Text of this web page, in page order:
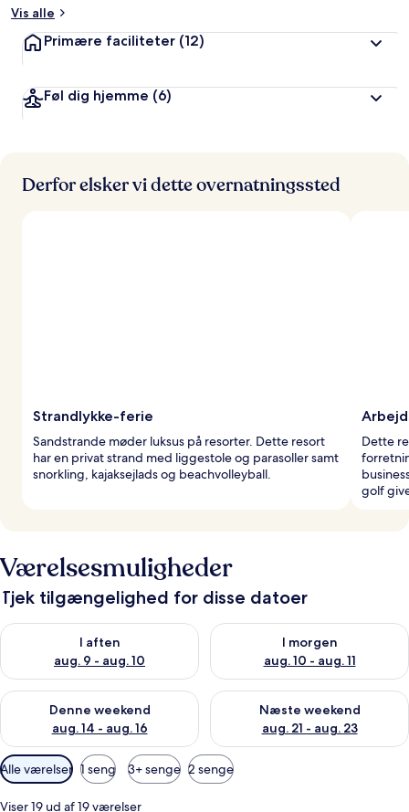
Vis alle
Primære faciliteter (12)
Føl dig hjemme (6)
Derfor elsker vi dette overnatningssted
Strandlykke-ferie
Sandstrande møder luksus på resorter. Dette resort
har en privat strand med liggestole og parasoller samt
snorkling, kajaksejlads og beachvolleyball.
Dette
golf
Værelsesmuligheder
Tjek tilgængelighed for disse datoer
I aften
aug. 9 - aug. 10
Tjek tilgængelighed for i aften aug. 9 - aug. 10
I morgen
aug. 10 - aug. 11
Tjek tilgængelighed for i
Denne weekend
aug. 14 - aug. 16
Tjek tilgængelighed for denne weekend aug. 14 - aug. 16
Næste weekend
aug. 21 - aug. 23
Tjek tilgængelighed for næste
Tilgængelige
filtre
for
Alle værelser 1 seng 3+ senge 2 senge
Viser 19 ud af 19 værelser